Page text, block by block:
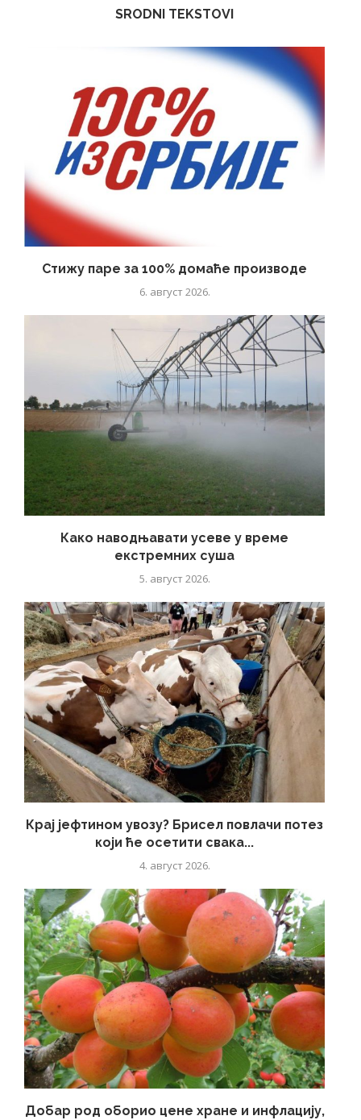
SRODNI TEKSTOVI
Стижу паре за 100% домаће производе
6. август 2026.
Како наводњавати усеве у време
екстремних суша
5. август 2026.
Крај јефтином увозу? Брисел повлачи потез
који ће осетити свака...
4. август 2026.
Добар род оборио цене хране и инфлацију,